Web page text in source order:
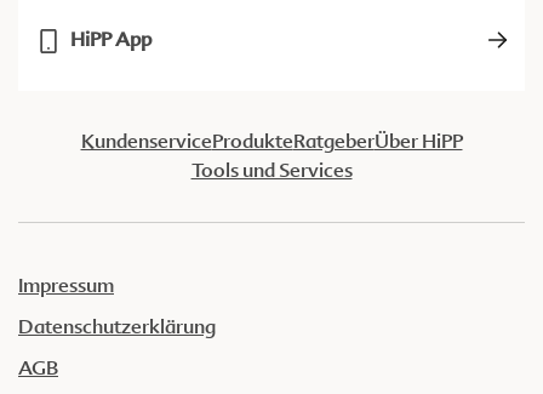
HiPP App
KundenserviceProdukteRatgeberÜber HiPP
Tools und Services
Impressum
Datenschutzerklärung
AGB